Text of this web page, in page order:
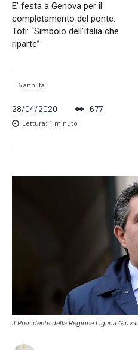
E’ festa a Genova per il
completamento del ponte.
Toti: “Simbolo dell’Italia che
riparte”
6 anni fa
28/04/2020 677
Lettura: 1 minuto
il Presidente della Regione Liguria